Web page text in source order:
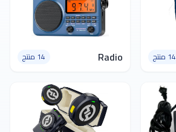
14 منتج Radio 14 منتج